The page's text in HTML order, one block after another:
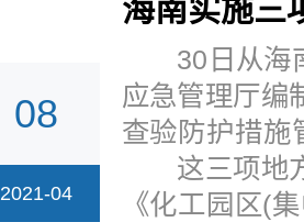
08
2021-04
海南实施三
30日从海南
应急管理厅编
查验防护措施
这三项地方
《化工园区(